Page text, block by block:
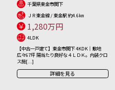
千葉県東金市関下
ＪＲ東金線 / 東金駅 約4.6㎞
1,280万円
4LDK
【中古一戸建て】東金市関下 4KDK｜敷地
広々67坪 陽当たり良好な４ＬＤＫ。内装クロ
ス施[...]
詳細を見る